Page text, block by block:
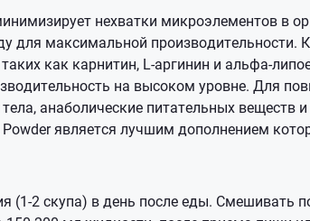
нехватки микроэлементов в
для максимальной производительности.
как карнитин, L-аргинин и альфа-
на высоком уровне. Для
тела, анаболические питательных веществ
является лучшим дополнением
(1-2 скупа) в день после еды. Смешивать